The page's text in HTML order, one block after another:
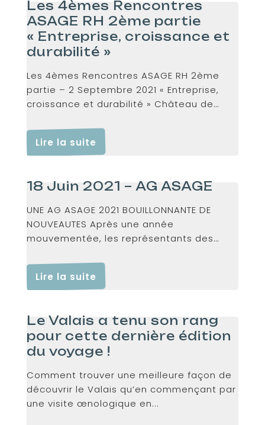
Les 4èmes Rencontres
ASAGE RH 2ème partie
« Entreprise, croissance et
durabilité »
Les 4èmes Rencontres ASAGE RH 2ème
partie – 2 Septembre 2021 « Entreprise,
croissance et durabilité » Château de
content/uploads/2021/09/yt5s.io-
Rencontre-RH-ASAGE-Septembre-
Lire la suite
18 Juin 2021 – AG ASAGE
UNE AG ASAGE 2021 BOUILLONNANTE DE
NOUVEAUTES Après une année
mouvementée, les représentants des
Lire la suite
Le Valais a tenu son rang
pour cette dernière édition
du voyage !
Comment trouver une meilleure façon de
découvrir le Valais qu’en commençant par
une visite œnologique en...